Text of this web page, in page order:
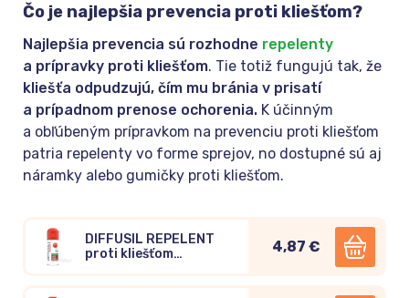
Čo je najlepšia prevencia proti kliešťom?
Najlepšia prevencia sú rozhodne repelenty
a prípravky proti kliešťom. Tie totiž fungujú tak, že
kliešťa odpudzujú, čím mu bránia v prisatí
a prípadnom prenose ochorenia. K účinným
a obľúbeným prípravkom na prevenciu proti kliešťom
patria repelenty vo forme sprejov, no dostupné sú aj
náramky alebo gumičky proti kliešťom.
DIFFUSIL REPELENT
proti kliešťom
4,87 €